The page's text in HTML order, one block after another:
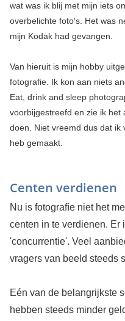
wat was ik blij met mijn iets
overbelichte foto's. Het was
mijn Kodak had gevangen.
Van hieruit is mijn hobby
fotograﬁe. Ik kon aan niets
Eat, drink and sleep
voorbijgestreefd en zie ik het
doen. Niet vreemd dus dat ik
heb gemaakt.
Centen verdienen
Nu is fotograﬁe niet het
centen in te verdienen. Er
'concurrentie'. Veel
vragers van beeld steeds
Eén van de belangrijkste
hebben steeds minder